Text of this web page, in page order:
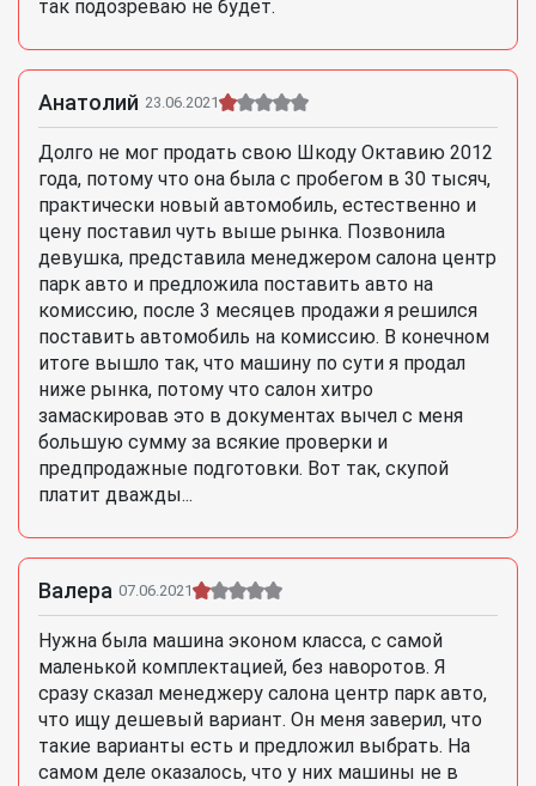
так подозреваю не будет.
Анатолий 23.06.2021
Долго не мог продать свою Шкоду Октавию 2012
года, потому что она была с пробегом в 30 тысяч,
практически новый автомобиль, естественно и
цену поставил чуть выше рынка. Позвонила
девушка, представила менеджером салона центр
парк авто и предложила поставить авто на
комиссию, после 3 месяцев продажи я решился
поставить автомобиль на комиссию. В конечном
итоге вышло так, что машину по сути я продал
ниже рынка, потому что салон хитро
замаскировав это в документах вычел с меня
большую сумму за всякие проверки и
предпродажные подготовки. Вот так, скупой
платит дважды...
Валера 07.06.2021
Нужна была машина эконом класса, с самой
маленькой комплектацией, без наворотов. Я
сразу сказал менеджеру салона центр парк авто,
что ищу дешевый вариант. Он меня заверил, что
такие варианты есть и предложил выбрать. На
самом деле оказалось, что у них машины не в